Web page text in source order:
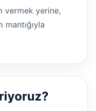
vermek yerine,